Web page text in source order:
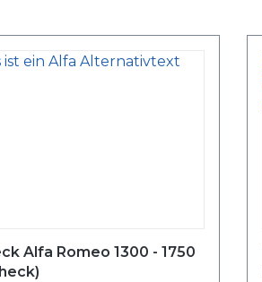
Alfa Romeo 1300 - 1750